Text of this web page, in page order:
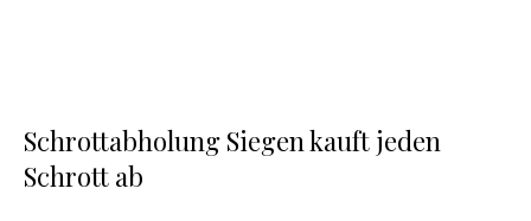
Schrottabholung Siegen kauft jeden
Schrott ab